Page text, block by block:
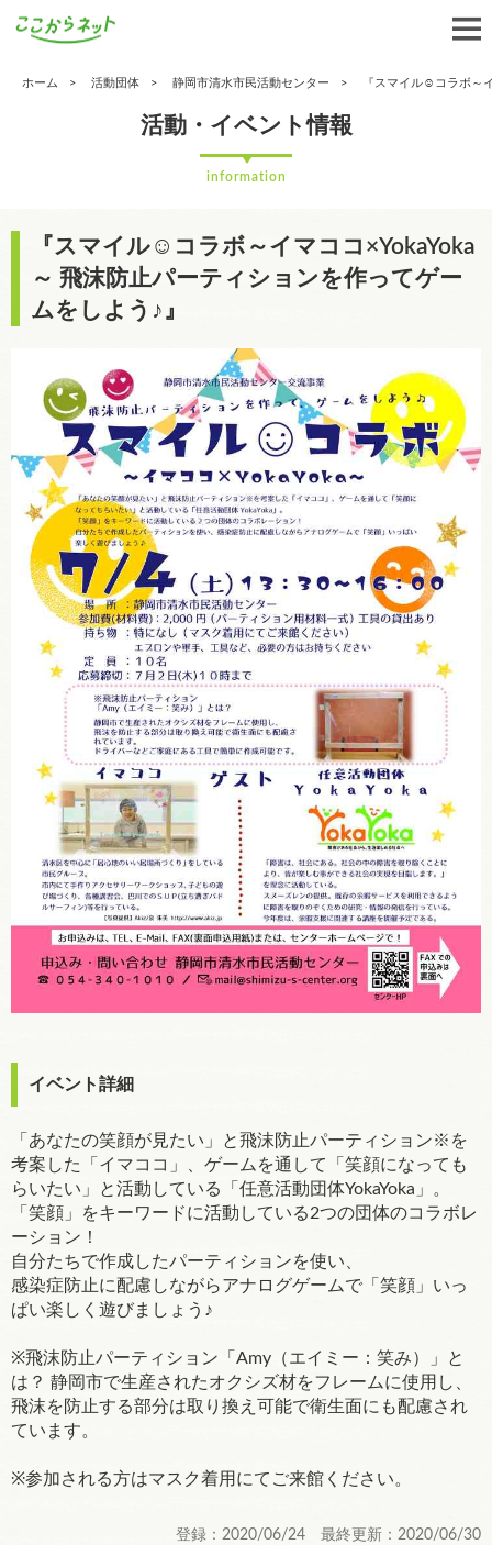
ホーム 活動団体 静岡市清水市民活動センター 『スマイル☺コラボ～
活動・イベント情報
information
『スマイル☺コラボ～イマココ×YokaYoka
～ 飛沫防止パーティションを作ってゲー
ムをしよう♪』
イベント詳細
「あなたの笑顔が見たい」と飛沫防止パーティション※を
考案した「イマココ」、ゲームを通して「笑顔になっても
らいたい」と活動している「任意活動団体YokaYoka」。
「笑顔」をキーワードに活動している2つの団体のコラボレ
ーション！
自分たちで作成したパーティションを使い、
感染症防止に配慮しながらアナログゲームで「笑顔」いっ
ぱい楽しく遊びましょう♪
※飛沫防止パーティション「Amy（エイミー：笑み）」と
は？ 静岡市で生産されたオクシズ材をフレームに使用し、
飛沫を防止する部分は取り換え可能で衛生面にも配慮され
ています。
※参加される方はマスク着用にてご来館ください。
登録：2020/06/24 最終更新：2020/06/30